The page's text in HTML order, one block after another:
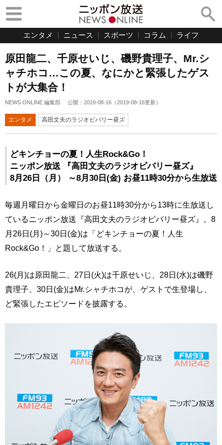
エンタメ ニュース スポーツ コラム ライフ
原田龍二、千原せいじ、磯野貴理子、Mr.シ
ャチホコ…この夏、なにかと緊張したゲス
トが大集合！
NEWS ONLINE 編集部 公開： 2019-08-16 （2019-08-16更新）
エンタメ 高田文夫のラジオビバリー昼ズ
どキンチョーの夏！人生Rock&Go！
ニッポン放送 『高田文夫のラジオビバリー昼ズ』
8月26日（月） ～8月30日(金) お昼11時30分から生放送
毎週月曜日から金曜日のお昼11時30分から13時に生放送し
ているニッポン放送『高田文夫のラジオビバリー昼ズ』。8
月26日(月)～30日(金)は「どキンチョーの夏！人生
Rock&Go！」と題して放送する。
26(月)は原田龍二、27日(火)は千原せいじ、28日(水)は磯野
貴理子、30日(金)はMr.シャチホコが、ゲストで生登場し、
ど緊張したエピソードを披露する。